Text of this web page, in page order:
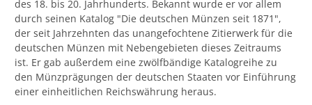
des 18. bis 20. Jahrhunderts. Bekannt wurde er vor allem
durch seinen Katalog "Die deutschen Münzen seit 1871",
der seit Jahrzehnten das unangefochtene Zitierwerk für die
deutschen Münzen mit Nebengebieten dieses Zeitraums
ist. Er gab außerdem eine zwölfbändige Katalogreihe zu
den Münzprägungen der deutschen Staaten vor Einführung
einer einheitlichen Reichswährung heraus.